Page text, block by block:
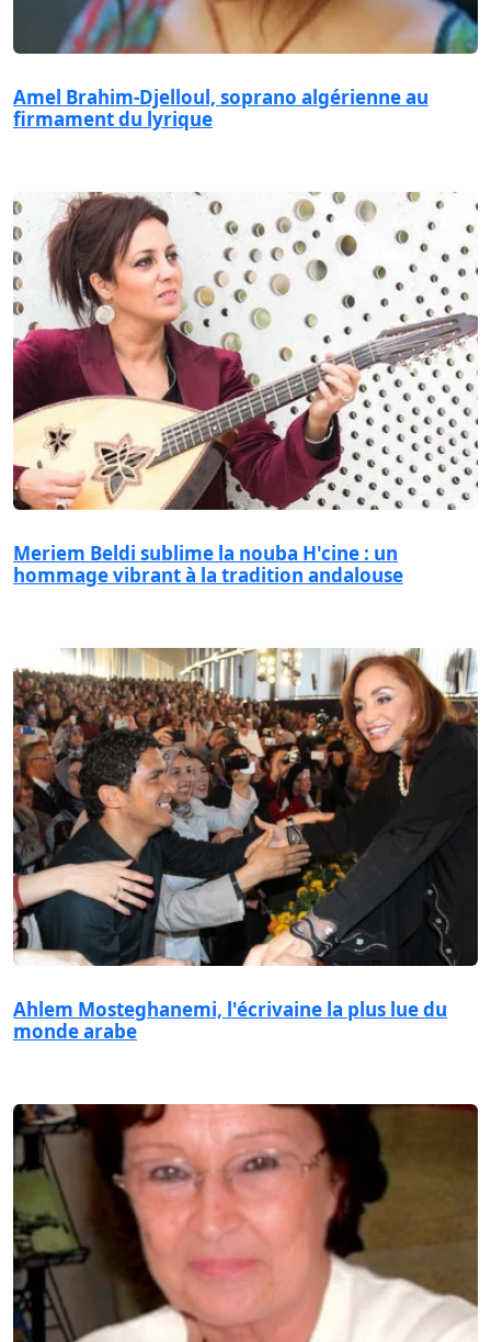
Amel Brahim-Djelloul, soprano algérienne au
firmament du lyrique
Meriem Beldi sublime la nouba H'cine : un
hommage vibrant à la tradition andalouse
Ahlem Mosteghanemi, l'écrivaine la plus lue du
monde arabe